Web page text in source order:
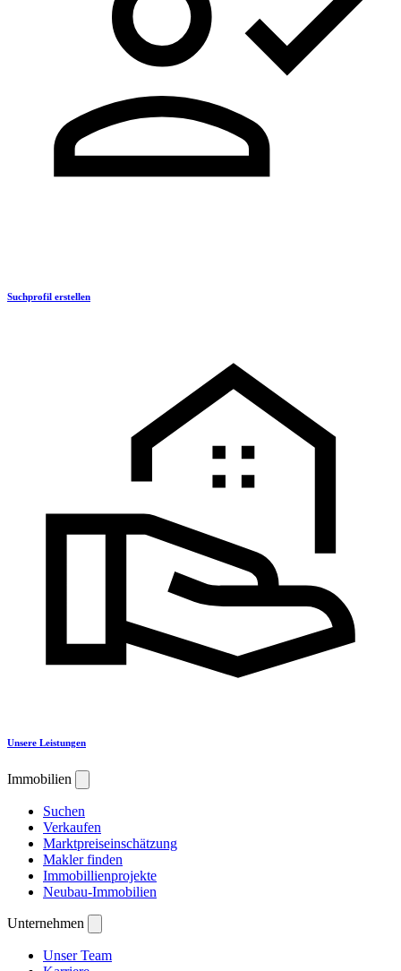
Suchprofil erstellen
Unsere Leistungen
Immobilien
Suchen
Verkaufen
Marktpreiseinschätzung
Makler finden
Immobillienprojekte
Neubau-Immobilien
Unternehmen
Unser Team